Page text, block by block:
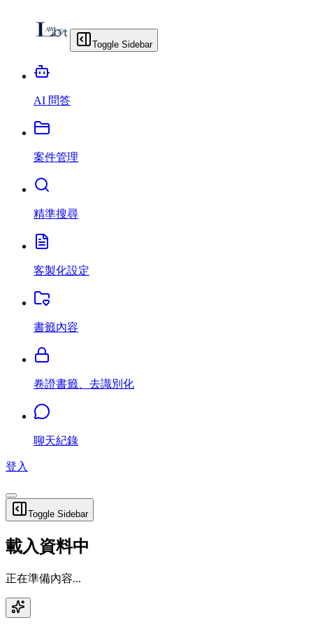
Toggle Sidebar
AI 問答
案件管理
精準搜尋
客製化設定
書籤內容
卷證書籤、去識別化
聊天紀錄
登入
Toggle Sidebar
載入資料中
正在準備內容...